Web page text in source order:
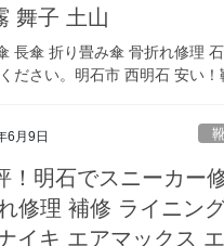
舞子 土山
長傘 折り畳み傘 骨折れ修理
ださい。明石市 西明石 安い
6月9日
！明石でスニーカー
修理 補修 ライニン
イキ エアマックス